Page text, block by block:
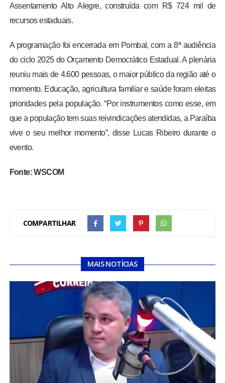
Assentamento Alto Alegre, construída com R$ 724 mil de
recursos estaduais.
A programação foi encerrada em Pombal, com a 8ª audiência
do ciclo 2025 do Orçamento Democrático Estadual. A plenária
reuniu mais de 4.600 pessoas, o maior público da região até o
momento. Educação, agricultura familiar e saúde foram eleitas
prioridades pela população. “Por instrumentos como esse, em
que a população tem suas reivindicações atendidas, a Paraíba
vive o seu melhor momento”, disse Lucas Ribeiro durante o
evento.
Fonte: WSCOM
COMPARTILHAR
MAIS NOTÍCIAS